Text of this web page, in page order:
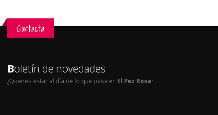
Contacta
Boletín de novedades
¿Quieres estar al día de lo que pasa en El Pez Rosa?